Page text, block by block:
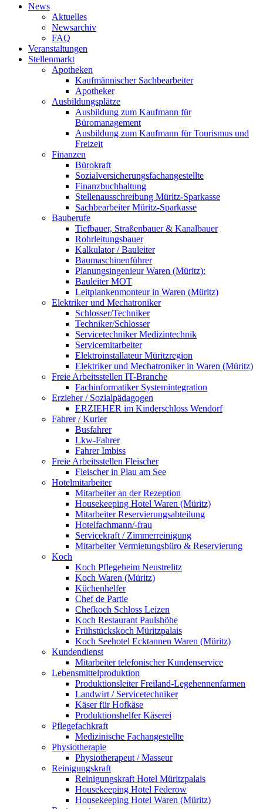
News
Aktuelles
Newsarchiv
FAQ
Veranstaltungen
Stellenmarkt
Apotheken
Kaufmännischer Sachbearbeiter
Apotheker
Ausbildungsplätze
Ausbildung zum Kaufmann für
Büromanagement
Ausbildung zum Kaufmann für Tourismus und
Freizeit
Finanzen
Bürokraft
Sozialversicherungsfachangestellte
Finanzbuchhaltung
Stellenausschreibung Müritz-Sparkasse
Sachbearbeiter Müritz-Sparkasse
Bauberufe
Tiefbauer, Straßenbauer & Kanalbauer
Rohrleitungsbauer
Kalkulator / Bauleiter
Baumaschinenführer
Planungsingenieur Waren (Müritz):
Bauleiter MOT
Leitplankenmonteur in Waren (Müritz)
Elektriker und Mechatroniker
Schlosser/Techniker
Techniker/Schlosser
Servicetechniker Medizintechnik
Servicemitarbeiter
Elektroinstallateur Müritzregion
Elektriker und Mechatroniker in Waren (Müritz)
Freie Arbeitsstellen IT-Branche
Fachinformatiker Systemintegration
Erzieher / Sozialpädagogen
ERZIEHER im Kinderschloss Wendorf
Fahrer / Kurier
Busfahrer
Lkw-Fahrer
Fahrer Imbiss
Freie Arbeitsstellen Fleischer
Fleischer in Plau am See
Hotelmitarbeiter
Mitarbeiter an der Rezeption
Housekeeping Hotel Waren (Müritz)
Mitarbeiter Reservierungsabteilung
Hotelfachmann/-frau
Servicekraft / Zimmerreinigung
Mitarbeiter Vermietungsbüro & Reservierung
Koch
Koch Pflegeheim Neustrelitz
Koch Waren (Müritz)
Küchenhelfer
Chef de Partie
Chefkoch Schloss Leizen
Koch Restaurant Paulshöhe
Frühstückskoch Müritzpalais
Koch Seehotel Ecktannen Waren (Müritz)
Kundendienst
Mitarbeiter telefonischer Kundenservice
Lebensmittelproduktion
Produktionsleiter Freiland-Legehennenfarmen
Landwirt / Servicetechniker
Käser für Hofkäse
Produktionshelfer Käserei
Pflegefachkraft
Medizinische Fachangestellte
Physiotherapie
Physiotherapeut / Masseur
Reinigungskraft
Reinigungskraft Hotel Müritzpalais
Housekeeping Hotel Federow
Housekeeping Hotel Waren (Müritz)